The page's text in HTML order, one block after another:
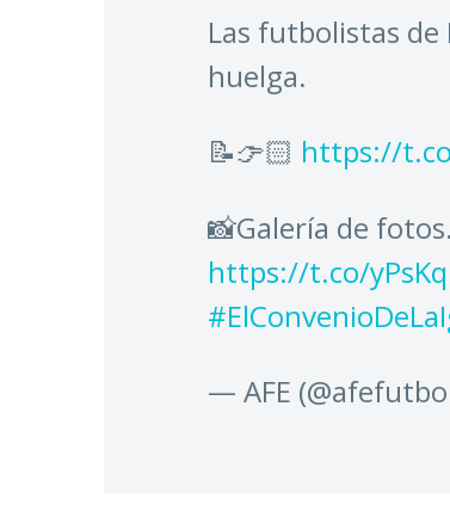
Las futbolistas
huelga.
📝👉🏻 https://
📸Galería de
https://t.co/
— AFE